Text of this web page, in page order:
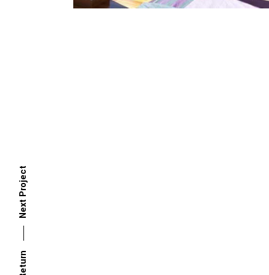
Return
Next Project